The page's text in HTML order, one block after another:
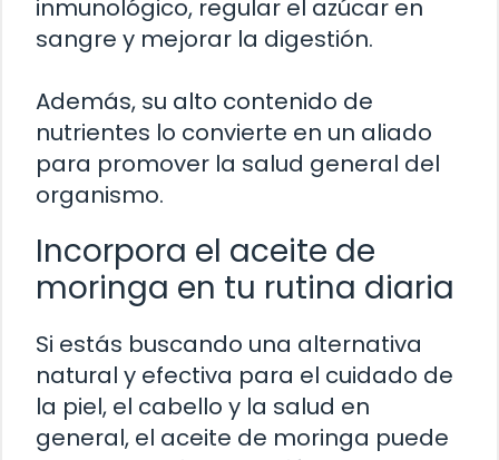
inmunológico, regular el azúcar en
sangre y mejorar la digestión.
Además, su alto contenido de
nutrientes lo convierte en un aliado
para promover la salud general del
organismo.
Incorpora el aceite de
moringa en tu rutina diaria
Si estás buscando una alternativa
natural y efectiva para el cuidado de
la piel, el cabello y la salud en
general, el aceite de moringa puede